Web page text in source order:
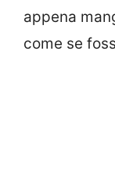
appena
come se